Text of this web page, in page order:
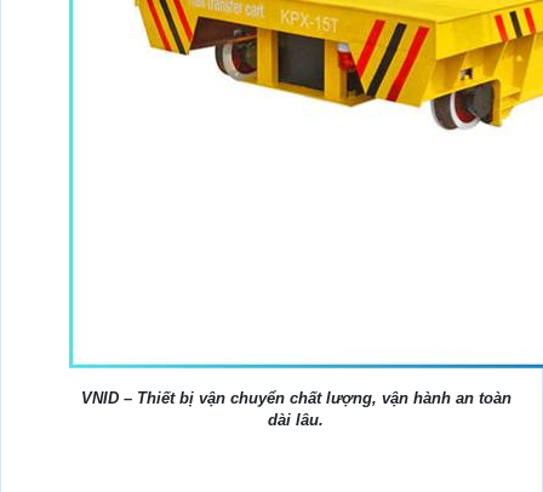
VNID – Thiết bị vận chuyển chất lượng, vận hành an toàn
dài lâu.